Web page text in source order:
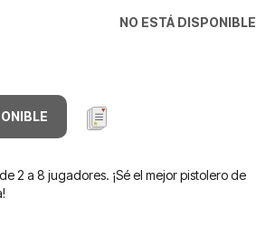
NO ESTÁ DISPONIBLE
2 a 8 jugadores. ¡Sé el mejor pistolero de